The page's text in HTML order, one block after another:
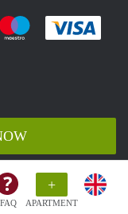
FAQ
+
APARTMENT
:payment method
easily with :payment
Pay easily with